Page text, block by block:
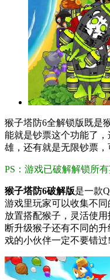
猴子塔防6全解锁版既是
能就是钞票这个功能了
雄，还有就是无限钞票，
PS：游戏已破解解锁所
猴子塔防6破解版是一款
游戏里玩家可以收集不
放置搭配猴子，灵活使
断升级猴子还有不同的
戏的小伙伴一定不要错过!